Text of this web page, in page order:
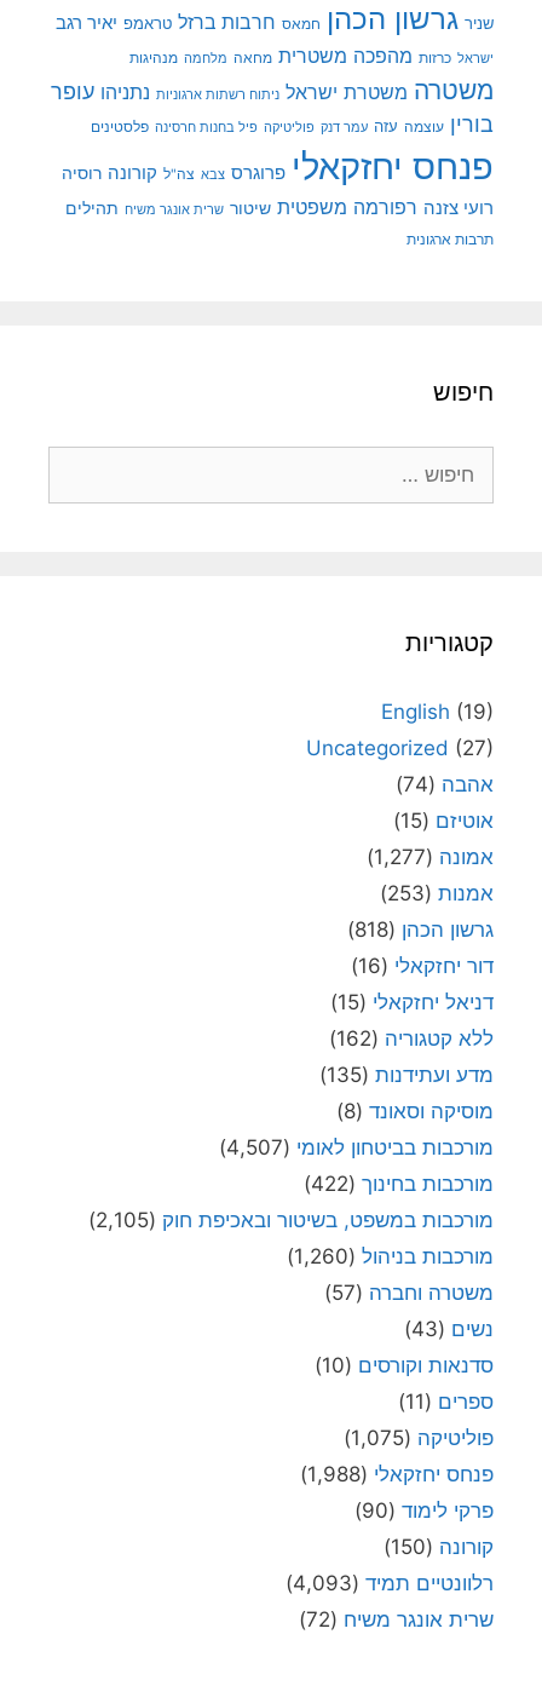
שניר גרשון הכהן חמאס חרבות ברזל טראמפ יאיר רגב
ישראל כרזות מהפכה משטרית מחאה מלחמה מנהיגות
משטרה משטרת ישראל ניתוח רשתות ארגוניות נתניהו עופר
בורין עוצמה עזה עמר דנק פוליטיקה פיל בחנות חרסינה פלסטינים
פנחס יחזקאלי פרוגרס צבא צה"ל קורונה רוסיה
רועי צזנה רפורמה משפטית שיטור שרית אונגר משיח תהילים
תרבות ארגונית
חיפוש
קטגוריות
English (19)
Uncategorized (27)
אהבה (74)
אוטיזם (15)
אמונה (1,277)
אמנות (253)
גרשון הכהן (818)
דור יחזקאלי (16)
דניאל יחזקאלי (15)
ללא קטגוריה (162)
מדע ועתידנות (135)
מוסיקה וסאונד (8)
מורכבות בביטחון לאומי (4,507)
מורכבות בחינוך (422)
מורכבות במשפט, בשיטור ובאכיפת חוק (2,105)
מורכבות בניהול (1,260)
משטרה וחברה (57)
נשים (43)
סדנאות וקורסים (10)
ספרים (11)
פוליטיקה (1,075)
פנחס יחזקאלי (1,988)
פרקי לימוד (90)
קורונה (150)
רלוונטיים תמיד (4,093)
שרית אונגר משיח (72)